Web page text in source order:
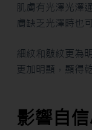
肌膚有光澤光澤
膚缺乏光澤時也
細紋和皺紋更為
更加明顯，顯得
影響自